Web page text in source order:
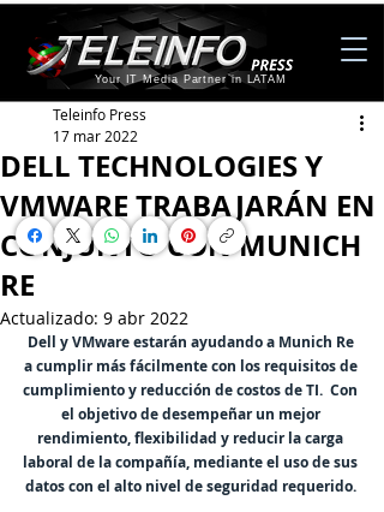
Your IT Media Partner in LATAM
DELL TECHNOLOGIES Y
VMWARE TRABAJARÁN EN
CONJUNTO CON MUNICH
RE
Teleinfo Press
17 mar 2022
Actualizado: 9 abr 2022
Dell y VMware estarán ayudando a Munich Re
a cumplir más fácilmente con los requisitos de
cumplimiento y reducción de costos de TI.  Con
el objetivo de desempeñar un mejor
rendimiento, flexibilidad y reducir la carga
laboral de la compañía, mediante el uso de sus
datos con el alto nivel de seguridad requerido.